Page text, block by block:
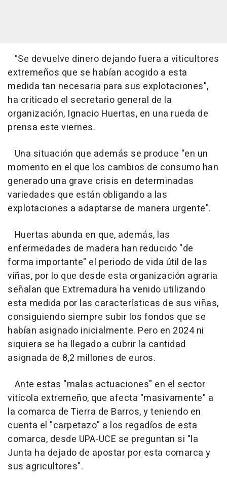
"Se devuelve dinero dejando fuera a viticultores
extremeños que se habían acogido a esta
medida tan necesaria para sus explotaciones",
ha criticado el secretario general de la
organización, Ignacio Huertas, en una rueda de
prensa este viernes.
Una situación que además se produce "en un
momento en el que los cambios de consumo han
generado una grave crisis en determinadas
variedades que están obligando a las
explotaciones a adaptarse de manera urgente".
Huertas abunda en que, además, las
enfermedades de madera han reducido "de
forma importante" el periodo de vida útil de las
viñas, por lo que desde esta organización agraria
señalan que Extremadura ha venido utilizando
esta medida por las características de sus viñas,
consiguiendo siempre subir los fondos que se
habían asignado inicialmente. Pero en 2024 ni
siquiera se ha llegado a cubrir la cantidad
asignada de 8,2 millones de euros.
Ante estas "malas actuaciones" en el sector
vitícola extremeño, que afecta "masivamente" a
la comarca de Tierra de Barros, y teniendo en
cuenta el "carpetazo" a los regadíos de esta
comarca, desde UPA-UCE se preguntan si "la
Junta ha dejado de apostar por esta comarca y
sus agricultores".